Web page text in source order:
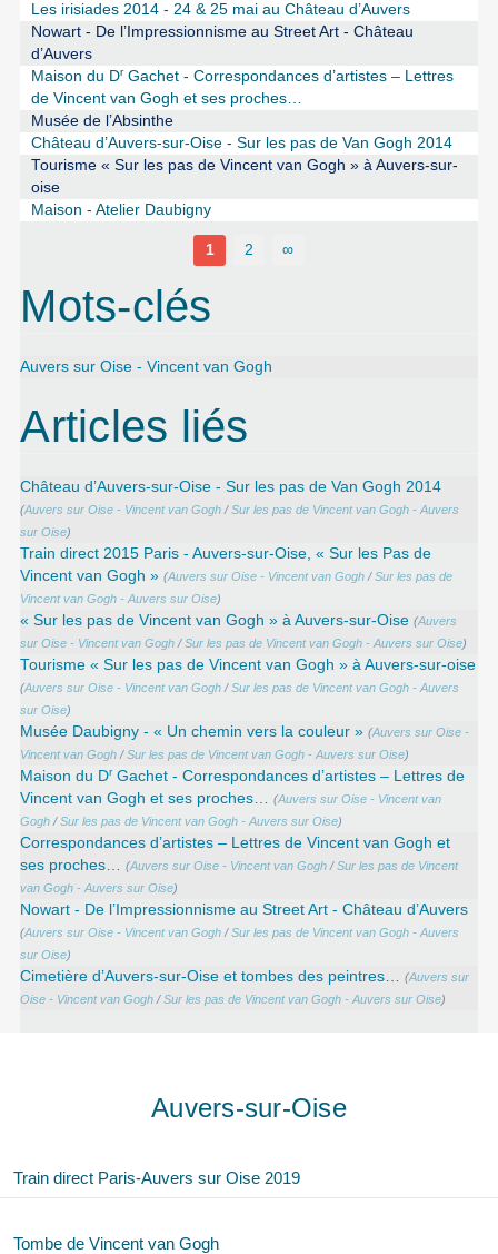
Les irisiades 2014 - 24 & 25 mai au Château d’Auvers
Nowart - De l’Impressionnisme au Street Art - Château
d’Auvers
Maison du DrGachet - Correspondances d’artistes – Lettres
de Vincent van Gogh et ses proches…
Musée de l’Absinthe
Château d’Auvers-sur-Oise - Sur les pas de Van Gogh 2014
Tourisme « Sur les pas de Vincent van Gogh » à Auvers-sur-
oise
Maison - Atelier Daubigny
1 2 ∞
Mots-clés
Auvers sur Oise - Vincent van Gogh
Articles liés
Château d’Auvers-sur-Oise - Sur les pas de Van Gogh 2014
(Auvers sur Oise - Vincent van Gogh /Sur les pas de Vincent van Gogh - Auvers
sur Oise)
Train direct 2015 Paris - Auvers-sur-Oise, « Sur les Pas de
Vincent van Gogh » (Auvers sur Oise - Vincent van Gogh /Sur les pas de
Vincent van Gogh - Auvers sur Oise)
« Sur les pas de Vincent van Gogh » à Auvers-sur-Oise (Auvers
sur Oise - Vincent van Gogh /Sur les pas de Vincent van Gogh - Auvers sur Oise)
Tourisme « Sur les pas de Vincent van Gogh » à Auvers-sur-oise
(Auvers sur Oise - Vincent van Gogh /Sur les pas de Vincent van Gogh - Auvers
sur Oise)
Musée Daubigny - « Un chemin vers la couleur » (Auvers sur Oise -
Vincent van Gogh /Sur les pas de Vincent van Gogh - Auvers sur Oise)
Maison du DrGachet - Correspondances d’artistes – Lettres de
Vincent van Gogh et ses proches…
(Auvers sur Oise - Vincent van
Gogh /Sur les pas de Vincent van Gogh - Auvers sur Oise)
Correspondances d’artistes – Lettres de Vincent van Gogh et
ses proches…
(Auvers sur Oise - Vincent van Gogh /Sur les pas de Vincent
van Gogh - Auvers sur Oise)
Nowart - De l’Impressionnisme au Street Art - Château d’Auvers
(Auvers sur Oise - Vincent van Gogh /Sur les pas de Vincent van Gogh - Auvers
sur Oise)
Cimetière d’Auvers-sur-Oise et tombes des peintres… (Auvers sur
Oise - Vincent van Gogh /Sur les pas de Vincent van Gogh - Auvers sur Oise)
Auvers-sur-Oise
Train direct Paris-Auvers sur Oise 2019
Tombe de Vincent van Gogh